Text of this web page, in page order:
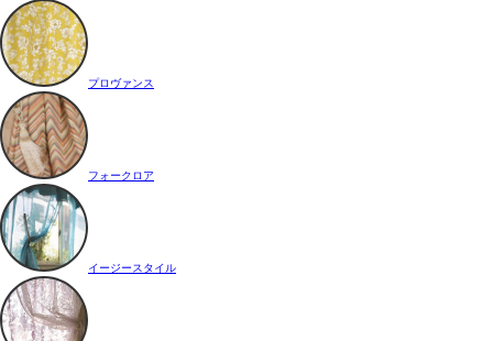
プロヴァンス
フォークロア
イージースタイル